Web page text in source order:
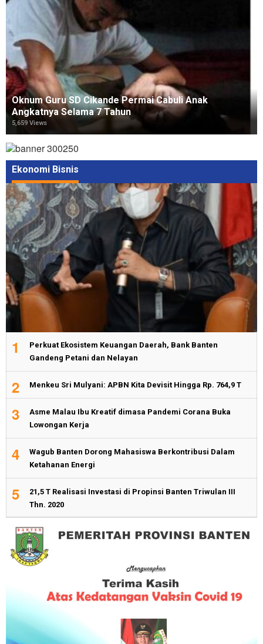
Oknum Guru SD Cikande Permai Cabuli Anak
Angkatnya Selama 7 Tahun
5,659 Views
Ekonomi Bisnis
1
Perkuat Ekosistem Keuangan Daerah, Bank Banten
Gandeng Petani dan Nelayan
2 Menkeu Sri Mulyani: APBN Kita Devisit Hingga Rp. 764,9 T
3
Asme Malau Ibu Kreatif dimasa Pandemi Corana Buka
Lowongan Kerja
4
Wagub Banten Dorong Mahasiswa Berkontribusi Dalam
Ketahanan Energi
5
21,5 T Realisasi Investasi di Propinsi Banten Triwulan III
Thn. 2020